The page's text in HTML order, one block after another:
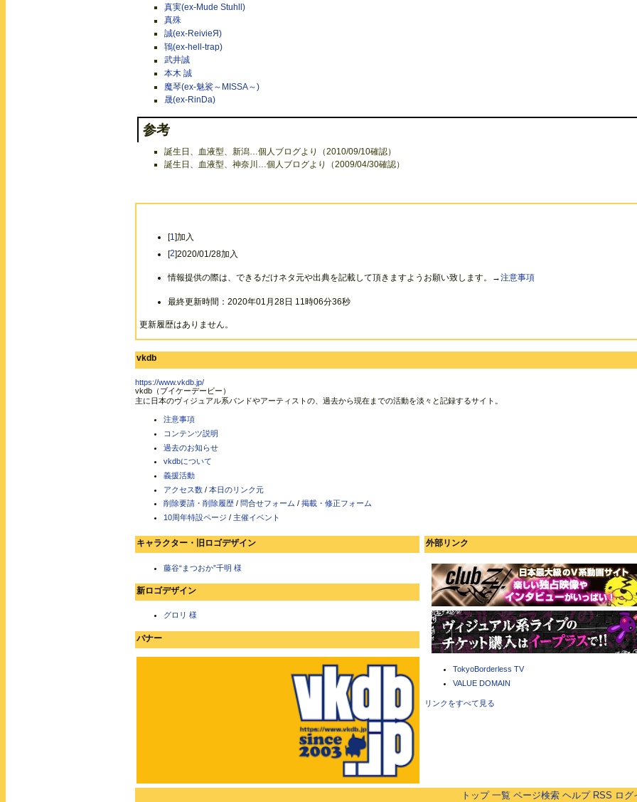
真実(ex-Mude Stuhll)
真殊
誠(ex-ReivieЯ)
鴇(ex-hell-trap)
武井誠
本木 誠
魔琴(ex-魅裟～MISSA～)
晟(ex-RinDa)
参考
誕生日、血液型、新潟…個人ブログより（2010/09/10確認）
誕生日、血液型、神奈川…個人ブログより（2009/04/30確認）
[1]加入
[2]2020/01/28加入
情報提供の際は、できるだけネタ元や出典を記載して頂きますようお願い致します。→注意事項
最終更新時間：2020年01月28日 11時06分36秒
更新履歴はありません。
vkdb
https://www.vkdb.jp/
vkdb（ブイケーデービー）
主に日本のヴィジュアル系バンドやアーティストの、過去から現在までの活動を淡々と記録するサイト。
注意事項
コンテンツ説明
過去のお知らせ
vkdbについて
義援活動
アクセス数 / 本日のリンク元
削除要請・削除履歴 / 問合せフォーム / 掲載・修正フォーム
10周年特設ページ / 主催イベント
キャラクター・旧ロゴデザイン
藤谷“まつおか”千明 様
新ロゴデザイン
グロリ 様
バナー
外部リンク
TokyoBorderless TV
VALUE DOMAIN
リンクをすべて見る
トップ 一覧 ページ検索 ヘルプ RSS ログ